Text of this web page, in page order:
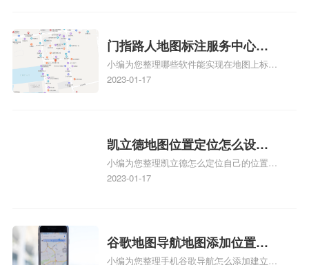
关地图标注知识，详情可查看下方正文！
门指路人地图标注服务中心地
图位置地址标记？门指路人地
图标注服务中心苹果地图位置
小编为您整理哪些软件能实现在地图上标记
门指路人地图标注服务中心位置、门指路人
门指路人地图标注服务中心地址标注上地图
怎么弄相关地图标注知识，详情可查看下方
正文！
2023-01-17
凯立德地图位置定位怎么设置
自己的指路人地图标注服务中
心名？凯立德地图位置定位怎
小编为您整理凯立德怎么定位自己的位置
啊、手机凯立德地图定位怎么设置往上走、
地图标注服务中心铺招牌相关地图标注知
识，详情可查看下方正文！
2023-01-17
谷歌地图导航地图添加位置？
小编为您整理手机谷歌导航怎么添加建立多